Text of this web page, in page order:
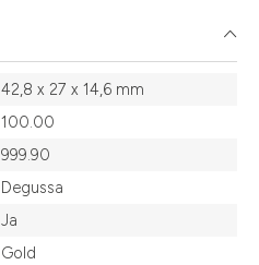
42,8 x 27 x 14,6 mm
100.00
999.90
Degussa
Ja
Gold